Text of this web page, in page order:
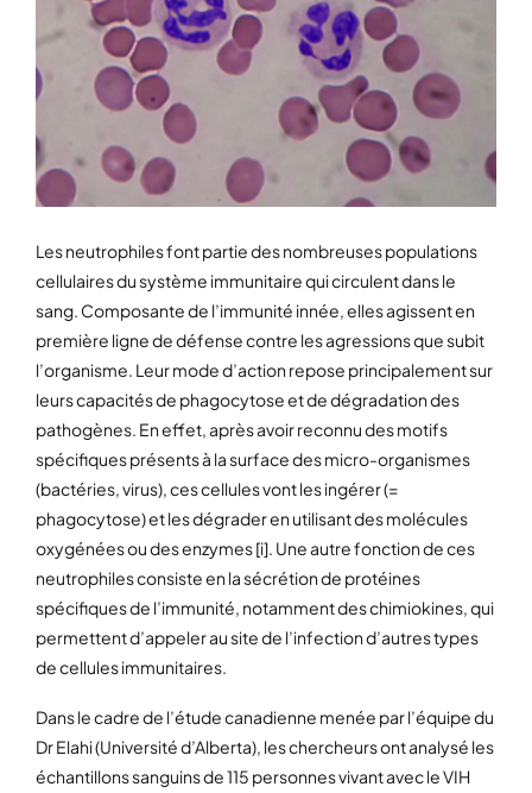
Les neutrophiles font partie des nombreuses populations
cellulaires du système immunitaire qui circulent dans le
sang. Composante de l’immunité innée, elles agissent en
première ligne de défense contre les agressions que subit
l’organisme. Leur mode d’action repose principalement sur
leurs capacités de phagocytose et de dégradation des
pathogènes. En effet, après avoir reconnu des motifs
spécifiques présents à la surface des micro-organismes
(bactéries, virus), ces cellules vont les ingérer (=
phagocytose) et les dégrader en utilisant des molécules
oxygénées ou des enzymes [i]. Une autre fonction de ces
neutrophiles consiste en la sécrétion de protéines
spécifiques de l’immunité, notamment des chimiokines, qui
permettent d’appeler au site de l’infection d’autres types
de cellules immunitaires.
Dans le cadre de l’étude canadienne menée par l’équipe du
Dr Elahi (Université d’Alberta), les chercheurs ont analysé les
échantillons sanguins de 115 personnes vivant avec le VIH